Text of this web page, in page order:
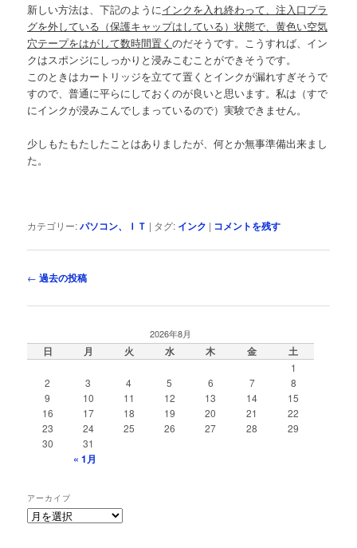
新しい方法は、下記のようにインクを入れ終わって、注入口プラ
グを外している（保護キャップはしている）状態で、黄色い空気
穴テープをはがして数時間置くのだそうです。こうすれば、イン
クはスポンジにしっかりと浸みこむことができそうです。
このときはカートリッジを立てて置くとインクが漏れすぎそうで
すので、普通に平らにしておくのが良いと思います。私は（すで
にインクが浸みこんでしまっているので）実験できません。
少しもたもたしたことはありましたが、何とか無事準備出来まし
た。
カテゴリー:パソコン、ＩＴ | タグ: インク | コメントを残す
投
ナ
ゲ
ー
← 過去の投稿
2026年8月
日 月 火 水 木 金 土
1
2
3 4 5 6 7
8
9
10 11 12 13 14
15
16
17 18 19 20 21
22
23
24 25 26 27 28
29
30
31
« 1月
アーカイブ
ア